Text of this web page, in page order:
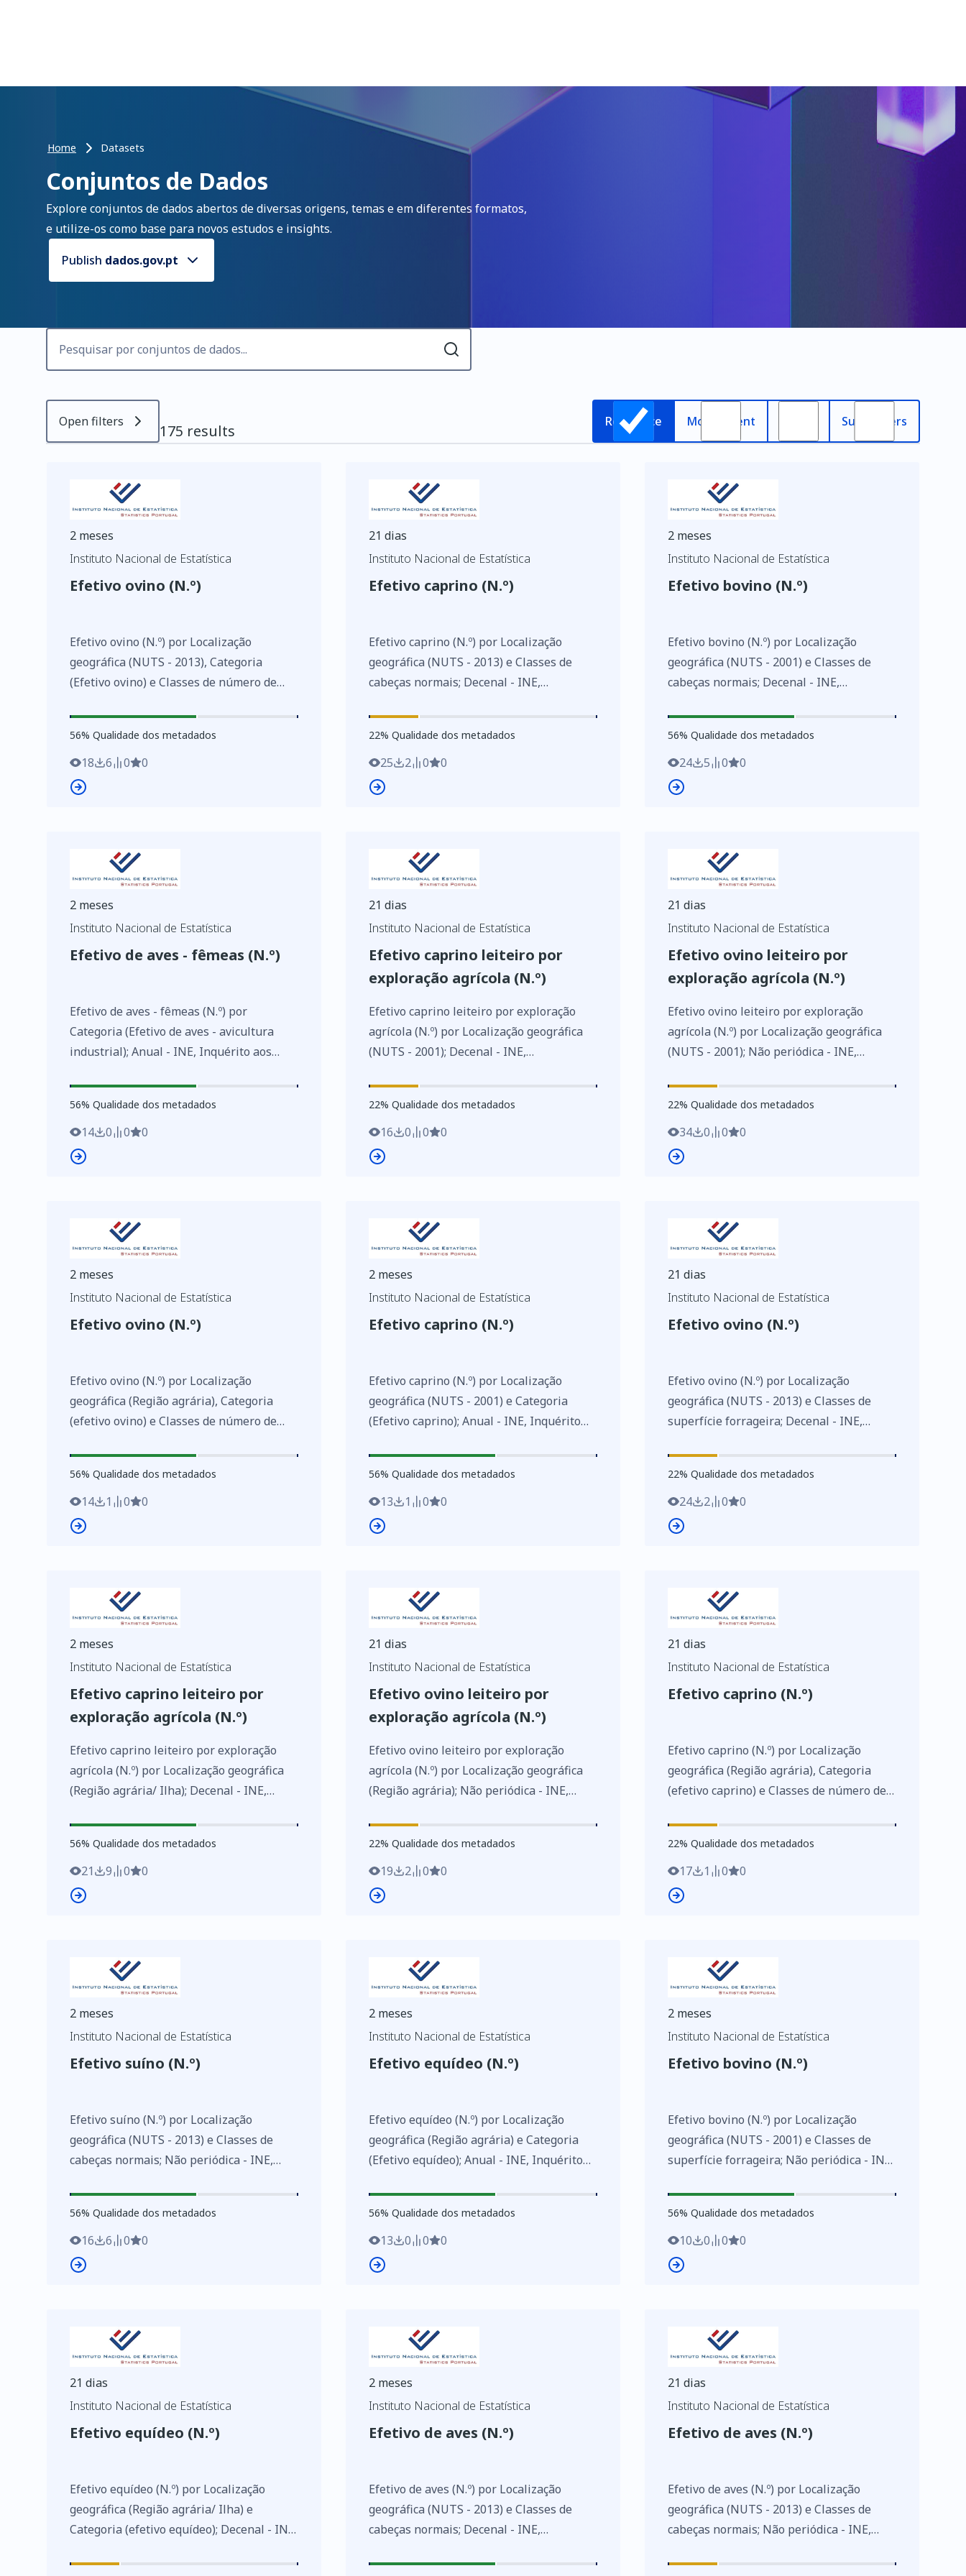
Home Datasets
Conjuntos de Dados
Explore conjuntos de dados abertos de diversas origens, temas e em diferentes formatos,
e utilize-os como base para novos estudos e insights.
Publish dados.gov.pt
Open filters 175 results Relevance Most recent Subscribers
2 meses
Instituto Nacional de Estatística
Efetivo ovino (N.º)
Efetivo ovino (N.º) por Localização
geográfica (NUTS - 2013), Categoria
(Efetivo ovino) e Classes de número de
agrícola - séries históricas
https://www.ine.pt/xurl/indx/0010465/PT
56%
56% Qualidade dos metadados
18 6 0 0
21 dias
Instituto Nacional de Estatística
Efetivo caprino (N.º)
Efetivo caprino (N.º) por Localização
geográfica (NUTS - 2013) e Classes de
cabeças normais; Decenal - INE,
históricas
https://www.ine.pt/xurl/indx/0010442/PT
22%
22% Qualidade dos metadados
25 2 0 0
2 meses
Instituto Nacional de Estatística
Efetivo bovino (N.º)
Efetivo bovino (N.º) por Localização
geográfica (NUTS - 2001) e Classes de
cabeças normais; Decenal - INE,
históricas
https://www.ine.pt/xurl/indx/0004437/PT
56%
56% Qualidade dos metadados
24 5 0 0
2 meses
Instituto Nacional de Estatística
Efetivo de aves - fêmeas (N.º)
Efetivo de aves - fêmeas (N.º) por
Categoria (Efetivo de aves - avicultura
industrial); Anual - INE, Inquérito aos
importação e exportação de aves do dia e
Inquérito aos aviários de produção de
ovos para consumo
https://www.ine.pt/xurl/indx/0006996/PT
56%
56% Qualidade dos metadados
14 0 0 0
21 dias
Instituto Nacional de Estatística
Efetivo caprino leiteiro por
exploração agrícola (N.º)
Efetivo caprino leiteiro por exploração
agrícola (N.º) por Localização geográfica
(NUTS - 2001); Decenal - INE,
históricas
https://www.ine.pt/xurl/indx/0004536/PT
22%
22% Qualidade dos metadados
16 0 0 0
21 dias
Instituto Nacional de Estatística
Efetivo ovino leiteiro por
exploração agrícola (N.º)
Efetivo ovino leiteiro por exploração
agrícola (N.º) por Localização geográfica
(NUTS - 2001); Não periódica - INE,
agrícolas
https://www.ine.pt/xurl/indx/0003192/PT
22%
22% Qualidade dos metadados
34 0 0 0
2 meses
Instituto Nacional de Estatística
Efetivo ovino (N.º)
Efetivo ovino (N.º) por Localização
geográfica (Região agrária), Categoria
(efetivo ovino) e Classes de número de
agrícolas de base
https://www.ine.pt/xurl/indx/0003183/PT
56%
56% Qualidade dos metadados
14 1 0 0
2 meses
Instituto Nacional de Estatística
Efetivo caprino (N.º)
Efetivo caprino (N.º) por Localização
geográfica (NUTS - 2001) e Categoria
(Efetivo caprino); Anual - INE, Inquérito
https://www.ine.pt/xurl/indx/0000963/PT
56%
56% Qualidade dos metadados
13 1 0 0
21 dias
Instituto Nacional de Estatística
Efetivo ovino (N.º)
Efetivo ovino (N.º) por Localização
geográfica (NUTS - 2013) e Classes de
superfície forrageira; Decenal - INE,
históricas
https://www.ine.pt/xurl/indx/0010470/PT
22%
22% Qualidade dos metadados
24 2 0 0
2 meses
Instituto Nacional de Estatística
Efetivo caprino leiteiro por
exploração agrícola (N.º)
Efetivo caprino leiteiro por exploração
agrícola (N.º) por Localização geográfica
(Região agrária/ Ilha); Decenal - INE,
históricas
https://www.ine.pt/xurl/indx/0011029/PT
56%
56% Qualidade dos metadados
21 9 0 0
21 dias
Instituto Nacional de Estatística
Efetivo ovino leiteiro por
exploração agrícola (N.º)
Efetivo ovino leiteiro por exploração
agrícola (N.º) por Localização geográfica
(Região agrária); Não periódica - INE,
https://www.ine.pt/xurl/indx/0003190/PT
22%
22% Qualidade dos metadados
19 2 0 0
21 dias
Instituto Nacional de Estatística
Efetivo caprino (N.º)
Efetivo caprino (N.º) por Localização
geográfica (Região agrária), Categoria
(efetivo caprino) e Classes de número de
agrícolas de base
https://www.ine.pt/xurl/indx/0003235/PT
22%
22% Qualidade dos metadados
17 1 0 0
2 meses
Instituto Nacional de Estatística
Efetivo suíno (N.º)
Efetivo suíno (N.º) por Localização
geográfica (NUTS - 2013) e Classes de
cabeças normais; Não periódica - INE,
https://www.ine.pt/xurl/indx/0003116/PT
56%
56% Qualidade dos metadados
16 6 0 0
2 meses
Instituto Nacional de Estatística
Efetivo equídeo (N.º)
Efetivo equídeo (N.º) por Localização
geográfica (Região agrária) e Categoria
(Efetivo equídeo); Anual - INE, Inquérito
https://www.ine.pt/xurl/indx/0000547/PT
56%
56% Qualidade dos metadados
13 0 0 0
2 meses
Instituto Nacional de Estatística
Efetivo bovino (N.º)
Efetivo bovino (N.º) por Localização
geográfica (NUTS - 2001) e Classes de
superfície forrageira; Não periódica - INE,
https://www.ine.pt/xurl/indx/0003071/PT
56%
56% Qualidade dos metadados
10 0 0 0
21 dias
Instituto Nacional de Estatística
Efetivo equídeo (N.º)
Efetivo equídeo (N.º) por Localização
geográfica (Região agrária/ Ilha) e
Categoria (efetivo equídeo); Decenal - INE,
históricas
2 meses
Instituto Nacional de Estatística
Efetivo de aves (N.º)
Efetivo de aves (N.º) por Localização
geográfica (NUTS - 2013) e Classes de
cabeças normais; Decenal - INE,
históricas
21 dias
Instituto Nacional de Estatística
Efetivo de aves (N.º)
Efetivo de aves (N.º) por Localização
geográfica (NUTS - 2013) e Classes de
cabeças normais; Não periódica - INE,
https://www.ine.pt/xurl/indx/0003420/PT